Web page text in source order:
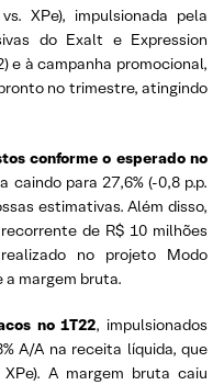
XPe), impulsionada pela
do Exalt e Expression
e à campanha promocional,
no trimestre, atingindo
conforme o esperado no
para 27,6% (-0,8 p.p.
estimativas. Além disso,
de R$ 10 milhões
no projeto Modo
a margem bruta.
no 1T22, impulsionados
A/A na receita líquida, que
A margem bruta caiu